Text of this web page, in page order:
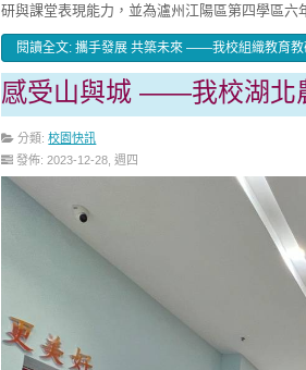
研與課堂表現能力，並為瀘州江陽區第四學區
閱讀全文: 攜手發展 共築未來 ——我校組織教育
感受山與城 ——我校湖北
分類:校園快訊
發佈: 2023-12-28, 週四